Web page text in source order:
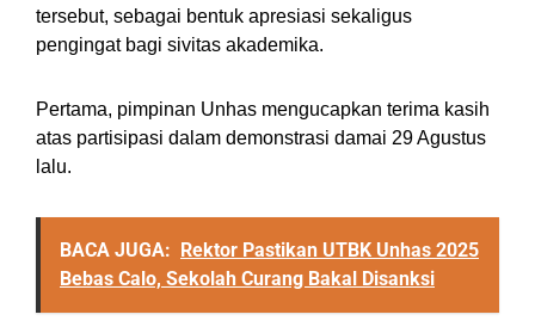
tersebut, sebagai bentuk apresiasi sekaligus
pengingat bagi sivitas akademika.
Pertama, pimpinan Unhas mengucapkan terima kasih
atas partisipasi dalam demonstrasi damai 29 Agustus
lalu.
BACA JUGA: Rektor Pastikan UTBK Unhas 2025
Bebas Calo, Sekolah Curang Bakal Disanksi